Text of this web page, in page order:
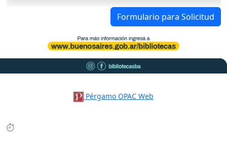
Formulario para Solicitud
Pérgamo OPAC Web